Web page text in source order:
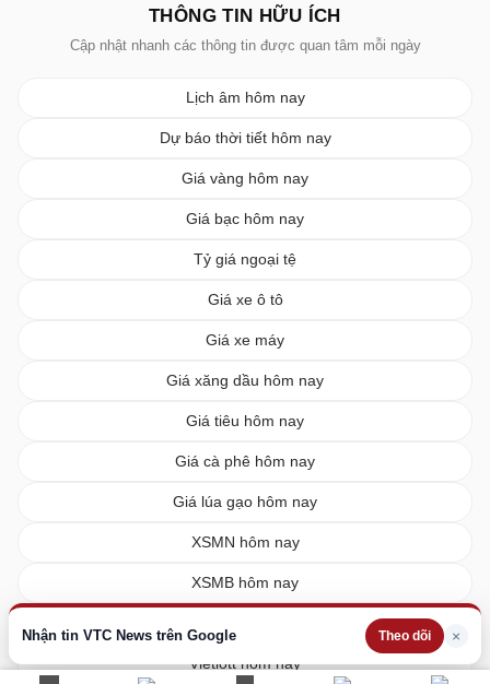
Nhận tin VTC News trên Google Theo dõi ×
THÔNG TIN HỮU ÍCH
Cập nhật nhanh các thông tin được quan tâm mỗi ngày
Lịch âm hôm nay
Dự báo thời tiết hôm nay
Giá vàng hôm nay
Giá bạc hôm nay
Tỷ giá ngoại tệ
Giá xe ô tô
Giá xe máy
Giá xăng dầu hôm nay
Giá tiêu hôm nay
Giá cà phê hôm nay
Giá lúa gạo hôm nay
XSMN hôm nay
XSMB hôm nay
Vietlott hôm nay